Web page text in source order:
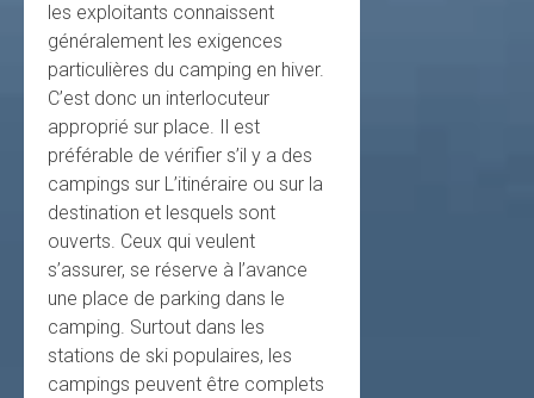
les exploitants connaissent
généralement les exigences
particulières du camping en hiver.
C’est donc un interlocuteur
approprié sur place. Il est
préférable de vérifier s’il y a des
campings sur L’itinéraire ou sur la
destination et lesquels sont
ouverts. Ceux qui veulent
s’assurer, se réserve à l’avance
une place de parking dans le
camping. Surtout dans les
stations de ski populaires, les
campings peuvent être complets